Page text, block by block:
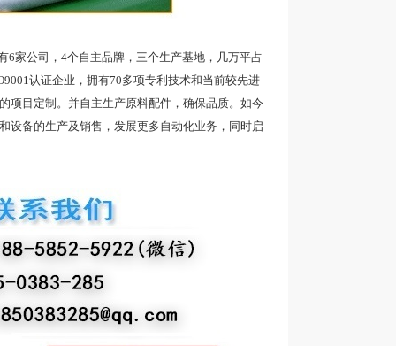
公司，4个自主品牌，三个生产基地，几万平占
认证企业，拥有70多项专利技术和当前较先进
项目定制。并自主生产原料配件，确保品质。如今
设备的生产及销售，发展更多自动化业务，同时启